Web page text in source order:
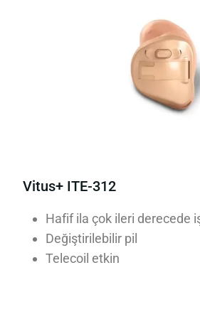
Vitus+ ITE-312
Hafif ila çok ileri derecede
Değiştirilebilir pil
Telecoil etkin